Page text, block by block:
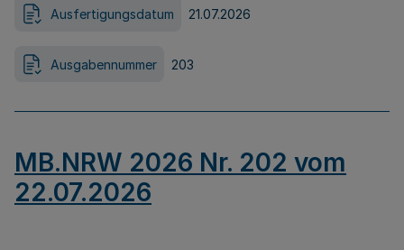
Ausfertigungsdatum 21.07.2026
Ausgabennummer 203
MB.NRW 2026 Nr. 202 vom
22.07.2026